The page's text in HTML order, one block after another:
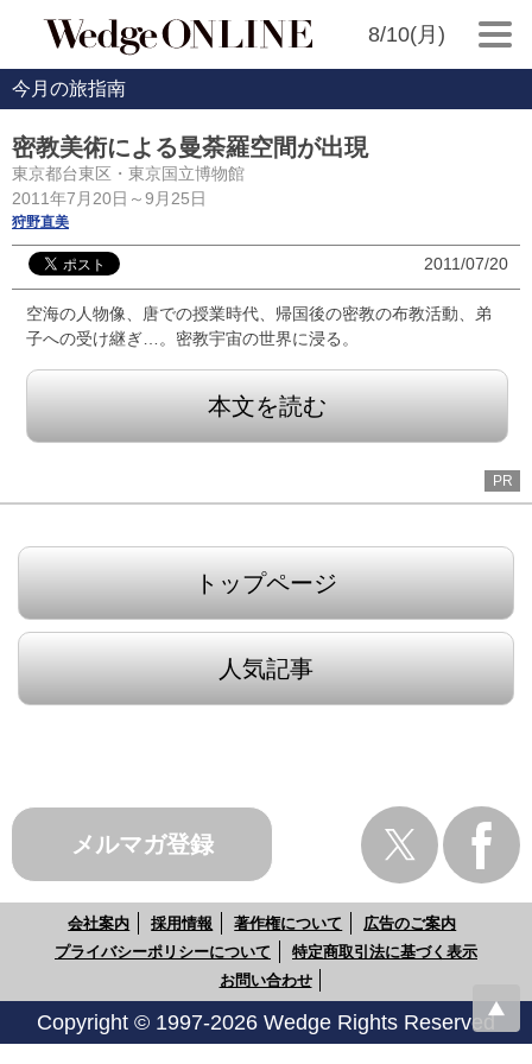
8/10(月)
今月の旅指南
密教美術による曼荼羅空間が出現
東京都台東区・東京国立博物館
2011年7月20日～9月25日
狩野直美
2011/07/20
空海の人物像、唐での授業時代、帰国後の密教の布教活動、弟
子への受け継ぎ…。密教宇宙の世界に浸る。
本文を読む
PR
トップページ
人気記事
メルマガ登録
会社案内 採用情報 著作権について
広告のご案内
プライバシーポリシーについて
特定商取引法に基づく表示
お問い合わせ
Copyright © 1997-2026 Wedge Rights Reserved